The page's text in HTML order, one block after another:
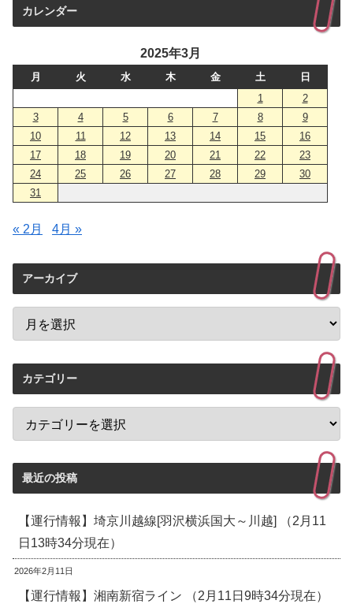
カレンダー
2025年3月
月 火 水 木 金 土
日
1
2
3
4 5 6 7 8
9
10
11 12 13 14 15
16
17
18 19 20 21 22
23
24
25 26 27 28 29
30
31
« 2月 4月 »
アーカイブ
カテゴリー
最近の投稿
【運行情報】埼京川越線[羽沢横浜国大～川越] （2月11
日13時34分現在）
2026年2月11日
【運行情報】湘南新宿ライン （2月11日9時34分現在）